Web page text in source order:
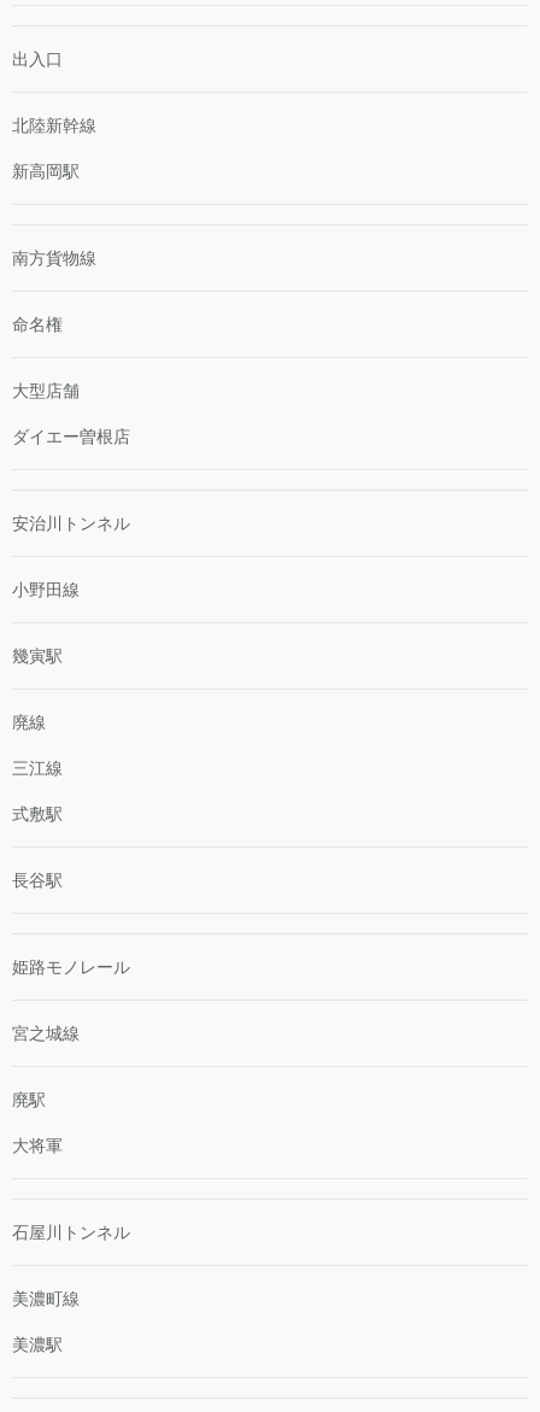
出入口
北陸新幹線
新高岡駅
南方貨物線
命名権
大型店舗
ダイエー曽根店
安治川トンネル
小野田線
幾寅駅
廃線
三江線
式敷駅
長谷駅
姫路モノレール
宮之城線
廃駅
大将軍
石屋川トンネル
美濃町線
美濃駅